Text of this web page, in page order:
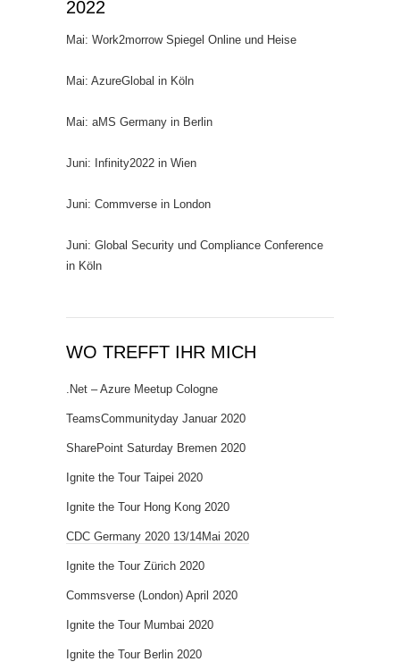
2022
Mai: Work2morrow Spiegel Online und Heise
Mai: AzureGlobal in Köln
Mai: aMS Germany in Berlin
Juni: Infinity2022 in Wien
Juni: Commverse in London
Juni: Global Security und Compliance Conference
in Köln
WO TREFFT IHR MICH
.Net – Azure Meetup Cologne
TeamsCommunityday Januar 2020
SharePoint Saturday Bremen 2020
Ignite the Tour Taipei 2020
Ignite the Tour Hong Kong 2020
CDC Germany 2020 13/14Mai 2020
Ignite the Tour Zürich 2020
Commsverse (London) April 2020
Ignite the Tour Mumbai 2020
Ignite the Tour Berlin 2020